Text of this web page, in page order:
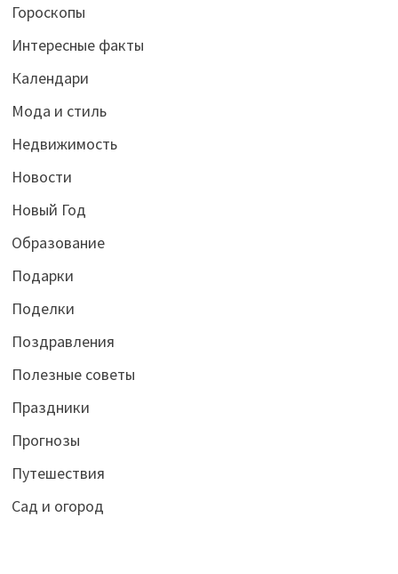
Гороскопы
Интересные факты
Календари
Мода и стиль
Недвижимость
Новости
Новый Год
Образование
Подарки
Поделки
Поздравления
Полезные советы
Праздники
Прогнозы
Путешествия
Сад и огород